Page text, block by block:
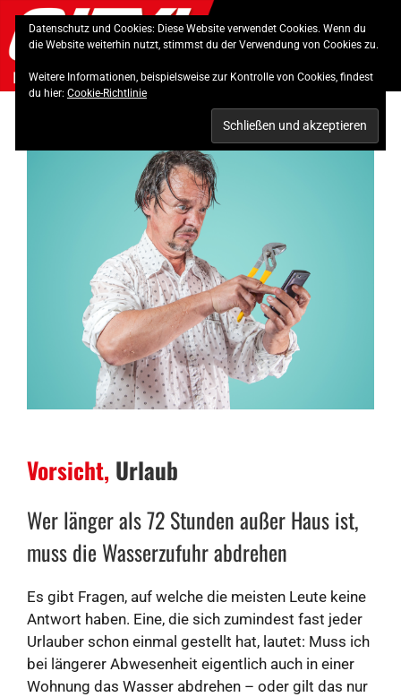
Skip
to
content
Vorsicht, Urlaub
Wer länger als 72 Stunden außer Haus ist,
muss die Wasserzufuhr abdrehen
Es gibt Fragen, auf welche die meisten Leute keine
Antwort haben. Eine, die sich zumindest fast jeder
Urlauber schon einmal gestellt hat, lautet: Muss ich
bei längerer Abwesenheit eigentlich auch in einer
Wohnung das Wasser abdrehen – oder gilt das nur
Datenschutz und Cookies: Diese Website verwendet Cookies. Wenn du
die Website weiterhin nutzt, stimmst du der Verwendung von Cookies zu.
Weitere Informationen, beispielsweise zur Kontrolle von Cookies, findest
du hier: Cookie-Richtlinie